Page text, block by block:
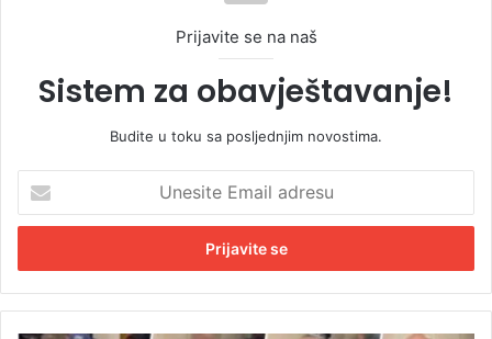
Prijavite se na naš
Sistem za obavještavanje!
Budite u toku sa posljednjim novostima.
e
i
t